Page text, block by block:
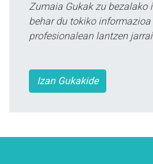
Zumaia Gukak zu bezalako
behar du tokiko
profesionalean lantzen
Izan Gukakide